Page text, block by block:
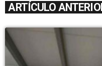
ARTÍCULO